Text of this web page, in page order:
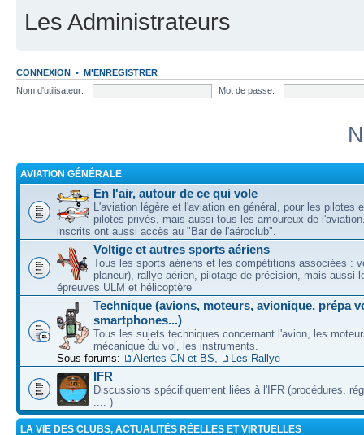
Les Administrateurs
CONNEXION • M'ENREGISTRER
Nom d'utilisateur:
Mot de passe:
AVIATION GÉNÉRALE
En l'air, autour de ce qui vole
L'aviation légère et l'aviation en général, pour les pilotes
pilotes privés, mais aussi tous les amoureux de
inscrits ont aussi accès au "Bar de l'aéroclub".
Voltige et autres sports aériens
Tous les sports aériens et les compétitions associées :
planeur), rallye aérien, pilotage de précision, mais aussi
épreuves ULM et hélicoptère
Technique (avions, moteurs, avionique, prépa
smartphones...)
Tous les sujets techniques concernant l'avion, les
mécanique du vol, les instruments.
Sous-forums:
Alertes CN et BS Les Rallye
IFR
Discussions spécifiquement liées à l'IFR (procédures,
.... )
LA VIE DES CLUBS, ACTUALITÉS RÉELLES ET VIRTUELLES